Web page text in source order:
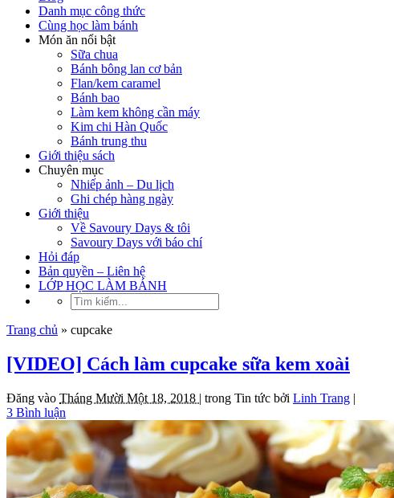
Danh mục công thức
Cùng học làm bánh
Món ăn nổi bật
Sữa chua
Bánh bông lan cơ bản
Flan/kem caramel
Bánh bao
Làm kem không cần máy
Kim chi Hàn Quốc
Bánh trung thu
Giới thiệu sách
Chuyên mục
Nhiếp ảnh – Du lịch
Ghi chép hàng ngày
Giới thiệu
Về Savoury Days & tôi
Savoury Days với báo chí
Hỏi đáp
Bản quyền – Liên hệ
LỚP HỌC LÀM BÁNH
Trang chủ » cupcake
[VIDEO] Cách làm cupcake sữa kem xoài
Đăng vào Tháng Mười Một 18, 2018 | trong Tin tức bởi Linh Trang |
3 Bình luận